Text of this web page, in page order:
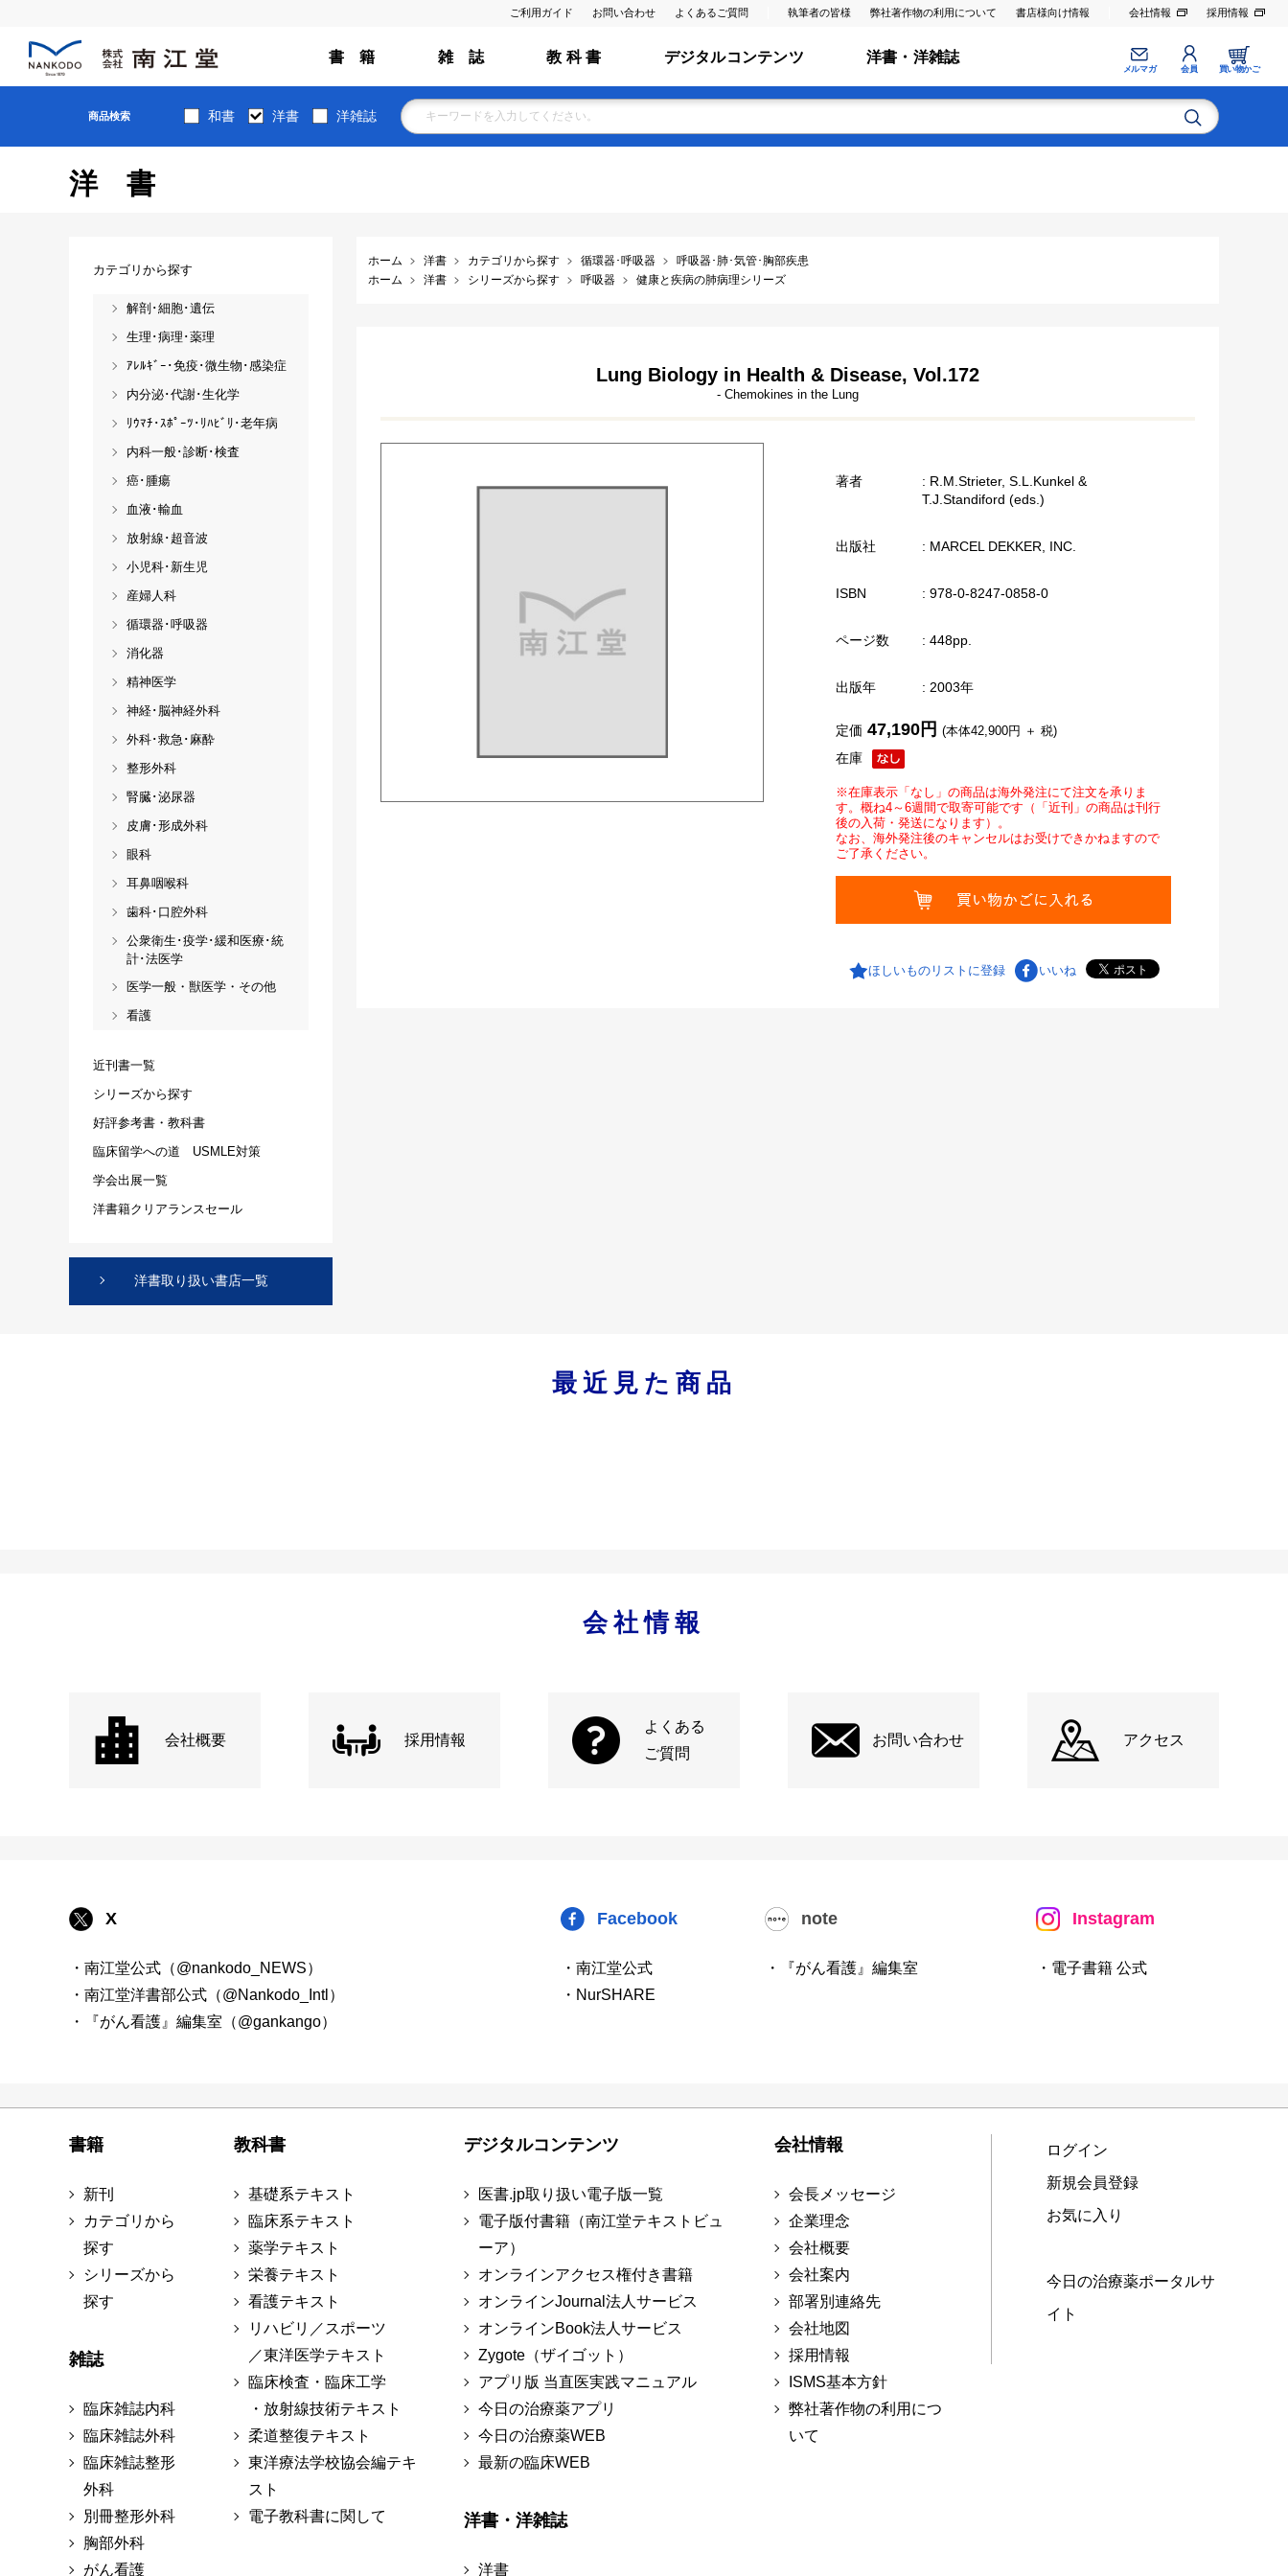
ご利用ガイド お問い合わせ よくあるご質問 執筆者の皆様 弊社著作物の利用について 書店様向け情報 会社情報 採用情報
書 籍 雑 誌 教 科 書 デジタルコンテンツ 洋書・洋雑誌
メルマガ 会員 買い物かご
商品検索 和書 洋書 洋雑誌
洋書
ホーム 洋書 カテゴリから探す 循環器･呼吸器
呼吸器･肺･気管･胸部疾患
ホーム
洋書 シリーズから探す 呼吸器 健康と疾病の肺病理シリーズ
Lung Biology in Health & Disease, Vol.172
- Chemokines in the Lung
著者
: R.M.Strieter, S.L.Kunkel &
T.J.Standiford (eds.)
出版社 : MARCEL DEKKER, INC.
ISBN : 978-0-8247-0858-0
ページ数 : 448pp.
出版年 : 2003年
在庫
定価 47,190円 (本体42,900円 ＋ 税)
※在庫表示「なし」の商品は海外発注にて注文を承りま
す。概ね4～6週間で取寄可能です（「近刊」の商品は刊行
後の入荷・発送になります）。
なお、海外発注後のキャンセルはお受けできかねますので
ご了承ください。
ほしいものリストに登録 いいね
カテゴリから探す
解剖･細胞･遺伝
生理･病理･薬理
ｱﾚﾙｷﾞｰ･免疫･微生物･感染症
内分泌･代謝･生化学
ﾘｳﾏﾁ･ｽﾎﾟｰﾂ･ﾘﾊﾋﾞﾘ･老年病
内科一般･診断･検査
癌･腫瘍
血液･輸血
放射線･超音波
小児科･新生児
産婦人科
循環器･呼吸器
消化器
精神医学
神経･脳神経外科
外科･救急･麻酔
整形外科
腎臓･泌尿器
皮膚･形成外科
眼科
耳鼻咽喉科
歯科･口腔外科
公衆衛生･疫学･緩和医療･統
計･法医学
医学一般・獣医学・その他
看護
近刊書一覧
シリーズから探す
好評参考書・教科書
臨床留学への道 USMLE対策
学会出展一覧
洋書籍クリアランスセール
洋書取り扱い書店一覧
最近見た商品
会社情報
会社概要 採用情報
よくある
ご質問
お問い合わせ アクセス
X
・南江堂公式（@nankodo_NEWS）
・南江堂洋書部公式（@Nankodo_Intl）
・『がん看護』編集室（@gankango）
Facebook
・南江堂公式
・NurSHARE
note
・『がん看護』編集室
Instagram
・電子書籍 公式
書籍
新刊
カテゴリから
探す
シリーズから
探す
雑誌
臨床雑誌内科
臨床雑誌外科
臨床雑誌整形
外科
別冊整形外科
胸部外科
がん看護
教科書
基礎系テキスト
臨床系テキスト
薬学テキスト
栄養テキスト
看護テキスト
リハビリ／スポーツ
／東洋医学テキスト
臨床検査・臨床工学
・放射線技術テキスト
柔道整復テキスト
東洋療法学校協会編テキ
スト
電子教科書に関して
デジタルコンテンツ
医書.jp取り扱い電子版一覧
電子版付書籍（南江堂テキストビュ
ーア）
オンラインアクセス権付き書籍
オンラインJournal法人サービス
オンラインBook法人サービス
Zygote（ザイゴット）
アプリ版 当直医実践マニュアル
今日の治療薬アプリ
今日の治療薬WEB
最新の臨床WEB
洋書・洋雑誌
洋書
会社情報
会長メッセージ
企業理念
会社概要
会社案内
部署別連絡先
会社地図
採用情報
ISMS基本方針
弊社著作物の利用につ
いて
ログイン
新規会員登録
お気に入り
今日の治療薬ポータルサ
イト